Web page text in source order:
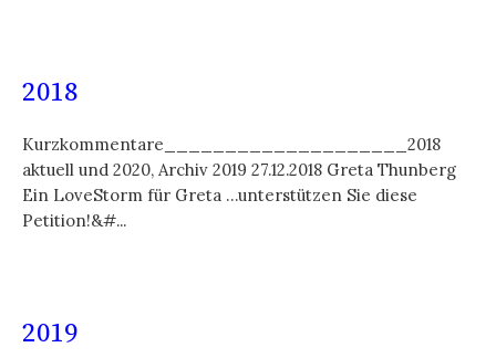
2018
Kurzkommentare____________________2018
aktuell und 2020, Archiv 2019 27.12.2018 Greta Thunberg
Ein LoveStorm für Greta …unterstützen Sie diese
Petition!&#...
2019